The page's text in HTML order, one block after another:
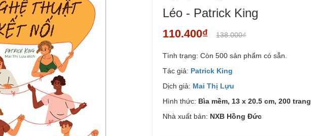
Léo - Patrick King
110.400₫ 138.000₫
Tình trạng: Còn 500 sản phẩm có sẵn.
Tác giả: Patrick King
Dịch giả: Mai Thị Lựu
Hình thức: Bìa mềm, 13 x 20.5 cm, 200 trang
Nhà xuất bản: NXB Hồng Đức